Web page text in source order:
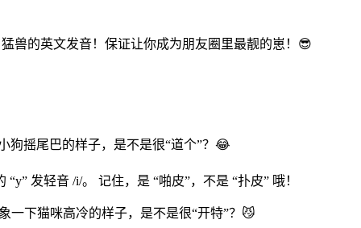
兽的英文发音！保证让你成为朋友圈里最靓的崽！😎
狗摇尾巴的样子，是不是很“道个”？😂
发轻音 /i/。 记住，是 “啪皮”，不是 “扑皮” 哦！
一下猫咪高冷的样子，是不是很“开特”？😼